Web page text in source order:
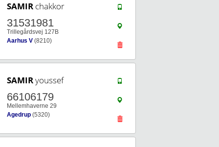
SAMIR chakkor
31531981
Trillegårdsvej 127B
Aarhus V (8210)
SAMIRyoussef
66106179
Mellemhaverne 29
Agedrup (5320)